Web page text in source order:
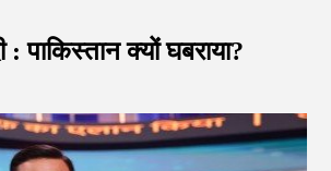
: पाकिस्तान क्यों घबराया?